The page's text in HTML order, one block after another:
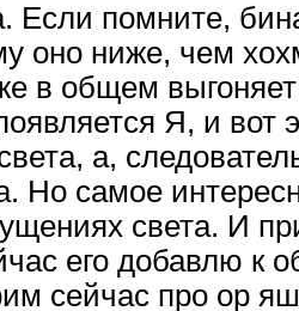
Если помните,
оно ниже, чем
в общем
Я, и вот
а,
Но самое
света. И
его добавлю к
сейчас про ор